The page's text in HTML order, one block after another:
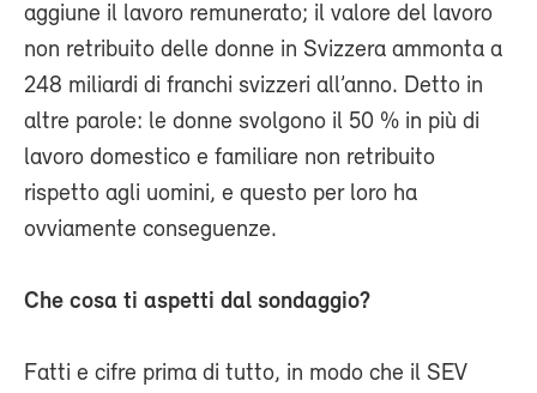
aggiune il lavoro remunerato; il valore del lavoro
non retribuito delle donne in Svizzera ammonta a
248 miliardi di franchi svizzeri all’anno. Detto in
altre parole: le donne svolgono il 50 % in più di
lavoro domestico e familiare non retribuito
rispetto agli uomini, e questo per loro ha
ovviamente conseguenze.
Che cosa ti aspetti dal sondaggio?
Fatti e cifre prima di tutto, in modo che il SEV